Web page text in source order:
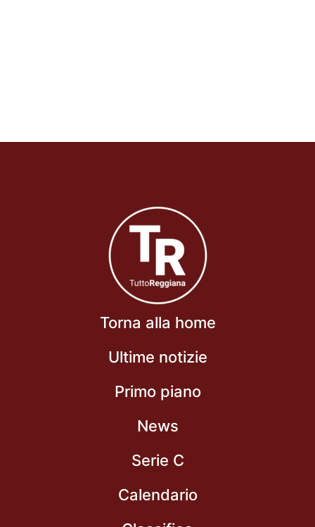
Torna alla home
Ultime notizie
Primo piano
News
Serie C
Calendario